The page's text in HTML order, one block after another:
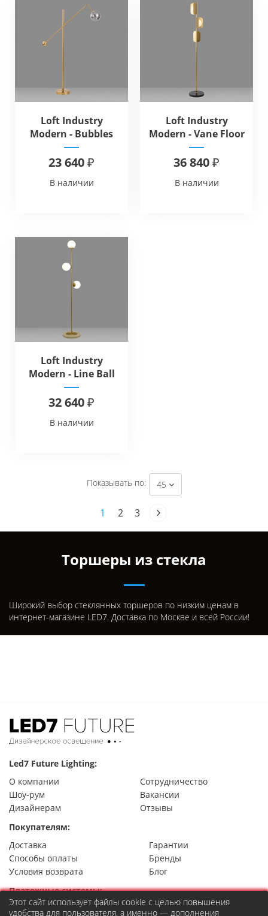
Loft Industry
Modern - Bubbles
Long Floor V1
23 640 ₽
В наличии
Loft Industry
Modern - Vane Floor
36 840 ₽
В наличии
Loft Industry
Modern - Line Ball
Floor
32 640 ₽
В наличии
Показывать по: 45
1 2 3
Торшеры из стекла
Широкий выбор стеклянных торшеров по низким ценам в
интернет-магазине LED7. Доставка по Москве и всей России!
Led7 Future Lighting:
О компании
Сотрудничество
Шоу-рум
Вакансии
Дизайнерам
Отзывы
Покупателям:
Доставка
Гарантии
Способы оплаты
Бренды
Условия возврата
Блог
Платежные системы:
Этот сайт использует файлы cookie с целью повышения
удобства для пользователя, а именно — дополнения